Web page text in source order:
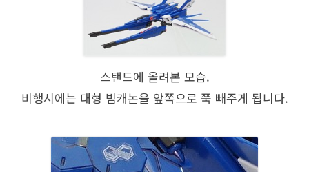
스탠드에 올려본 모습.
비행시에는 대형 빔캐논을 앞쪽으로 쭉 빼주게 됩니다.